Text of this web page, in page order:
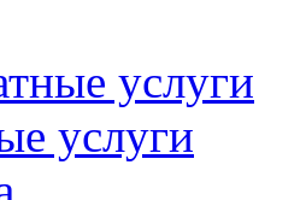
услуги
услуги